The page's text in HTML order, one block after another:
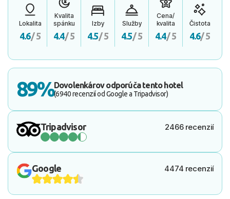
Lokalita
4.6/ 5
Kvalita
spánku
4.4/ 5
Izby
4.5/ 5
Služby
4.5/ 5
Cena/
kvalita
4.4/ 5
Čistota
4.6/ 5
89%Dovolenkárov odporúča tento hotel
(6940 recenzií od Google a Tripadvisor)
Tripadvisor 2466 recenzií
Google 4474 recenzií